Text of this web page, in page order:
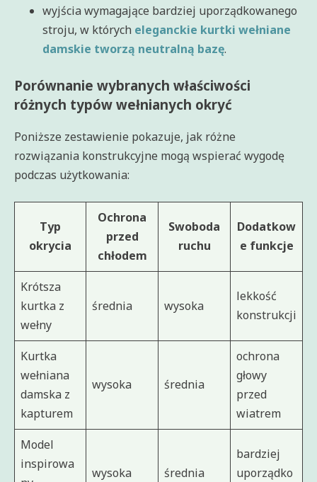
wyjścia wymagające bardziej uporządkowanego
stroju, w których eleganckie kurtki wełniane
damskie tworzą neutralną bazę.
Porównanie wybranych właściwości
różnych typów wełnianych okryć
Poniższe zestawienie pokazuje, jak różne
rozwiązania konstrukcyjne mogą wspierać wygodę
podczas użytkowania:
Typ
okrycia
Ochrona
przed
chłodem
Swoboda
ruchu
Dodatkow
e funkcje
Krótsza
kurtka z
wełny
średnia wysoka
lekkość
konstrukcji
Kurtka
wełniana
damska z
kapturem
wysoka średnia
ochrona
głowy
przed
wiatrem
Model
inspirowa
wysoka średnia
bardziej
uporządko